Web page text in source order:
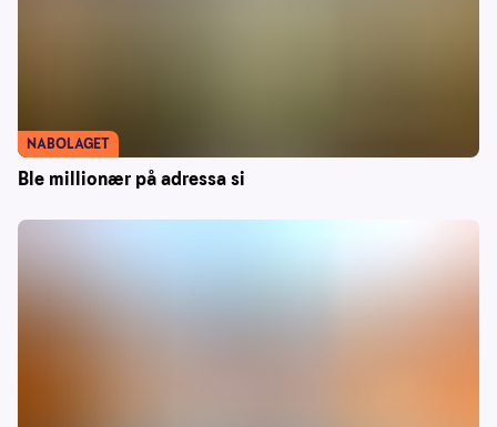
Ble millionær på adressa si
NABOLAGET